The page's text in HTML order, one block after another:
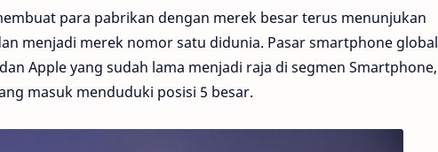
para pabrikan dengan merek besar terus menunjukan
menjadi merek nomor satu didunia. Pasar smartphone global
Apple yang sudah lama menjadi raja di segmen Smartphone,
masuk menduduki posisi 5 besar.